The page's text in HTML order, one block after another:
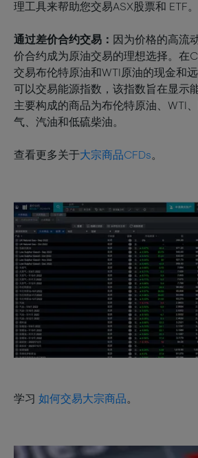
理工具来帮助您交易ASX股票和 ETF。
通过差价合约交易： 因为价格的高流
价合约成为原油交易的理想选择。在
交易布伦特原油和WTI原油的现金和
可以交易能源指数，该指数旨在显示
主要构成的商品为布伦特原油、WTI
气、汽油和低硫柴油。
查看更多关于大宗商品CFDs。
学习 如何交易大宗商品​​。